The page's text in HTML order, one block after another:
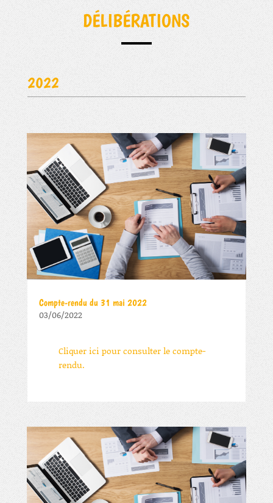
DÉLIBÉRATIONS
2022
Compte-rendu du 31 mai 2022
03/06/2022
Cliquer ici pour consulter le compte-
rendu.